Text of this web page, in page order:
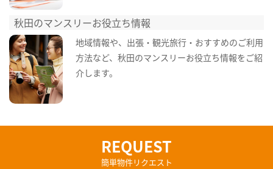
秋田のマンスリーお役立ち情報
地域情報や、出張・観光旅行・おすすめのご利用
方法など、秋田のマンスリーお役立ち情報をご紹
介します。
REQUEST
簡単物件リクエスト